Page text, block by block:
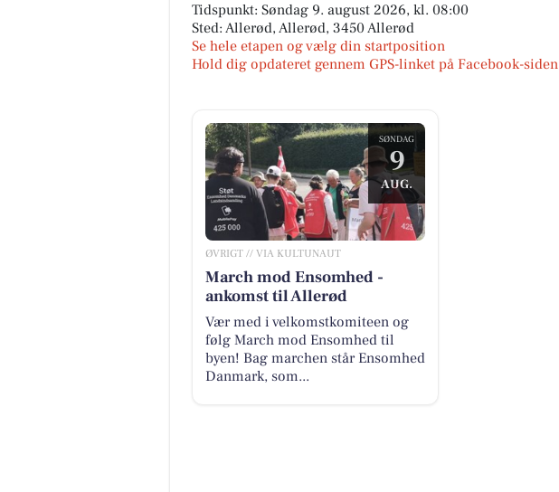
Tidspunkt: Søndag 9. august 2026, kl. 08:00
Sted: Allerød, Allerød, 3450 Allerød
Se hele etapen og vælg din startposition
Hold dig opdateret gennem GPS-linket på Facebook-siden
SØNDAG
9
AUG.
ØVRIGT // VIA KULTUNAUT
March mod Ensomhed -
ankomst til Allerød
Vær med i velkomstkomiteen og
følg March mod Ensomhed til
byen! Bag marchen står Ensomhed
Danmark, som...